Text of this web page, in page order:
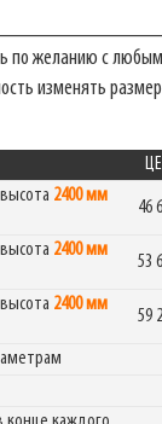
по желанию с любым
изменять
2400 мм
46
2400 мм
53
2400 мм
59